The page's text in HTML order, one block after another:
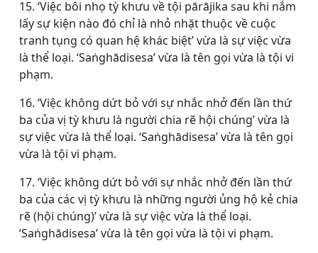
15. ‘Việc bôi nhọ tỳ khưu về tội pārājika sau khi nắm
lấy sự kiện nào đó chỉ là nhỏ nhặt thuộc về cuộc
tranh tụng có quan hệ khác biệt’ vừa là sự việc vừa
là thể loại. ‘Saṅghādisesa’ vừa là tên gọi vừa là tội vi
phạm.
16. ‘Việc không dứt bỏ với sự nhắc nhở đến lần thứ
ba của vị tỳ khưu là người chia rẽ hội chúng’ vừa là
sự việc vừa là thể loại. ‘Saṅghādisesa’ vừa là tên gọi
vừa là tội vi phạm.
17. ‘Việc không dứt bỏ với sự nhắc nhở đến lần thứ
ba của các vị tỳ khưu là những người ủng hộ kẻ chia
rẽ (hội chúng)’ vừa là sự việc vừa là thể loại.
‘Saṅghādisesa’ vừa là tên gọi vừa là tội vi phạm.